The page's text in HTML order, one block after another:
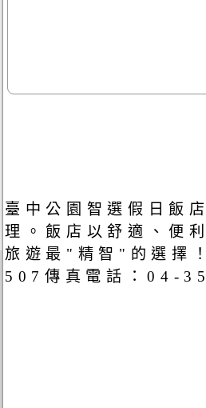
臺中公園智選假日飯
理。飯店以舒適、便
旅遊最"精智"的選擇
507傳真電話：04-